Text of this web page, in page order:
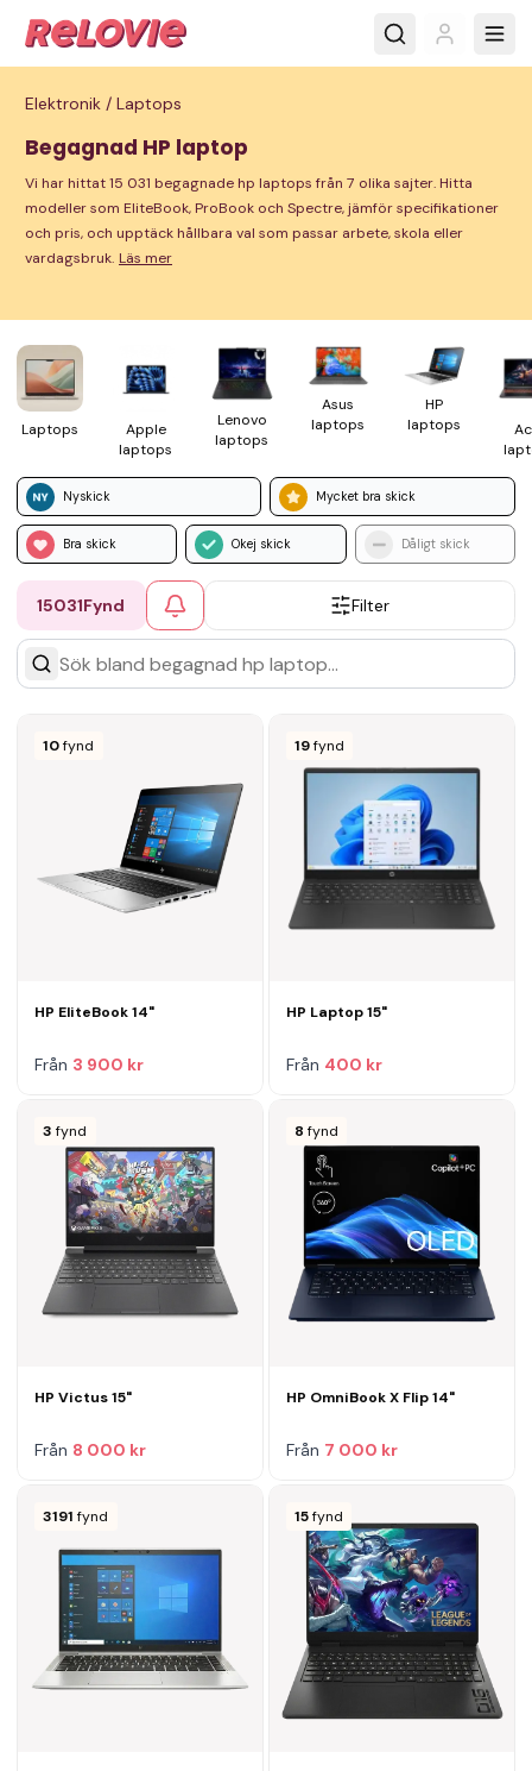
Elektronik / Laptops
Begagnad HP laptop
Vi har hittat 15 031 begagnade hp laptops från 7 olika sajter. Hitta
modeller som EliteBook, ProBook och Spectre, jämför specifikationer
och pris, och upptäck hållbara val som passar arbete, skola eller
vardagsbruk. Läs mer
Laptops
Apple
laptops
Lenovo
laptops
Asus
laptops
HP
laptops
Nyskick Mycket bra skick
Bra skick Okej skick Dåligt skick
15031Fynd Filter
10 fynd
HP EliteBook 14"
Från 3 900 kr
19 fynd
HP Laptop 15"
Från 400 kr
3 fynd
HP Victus 15"
Från 8 000 kr
8 fynd
HP OmniBook X Flip 14"
Från 7 000 kr
3191 fynd 15 fynd